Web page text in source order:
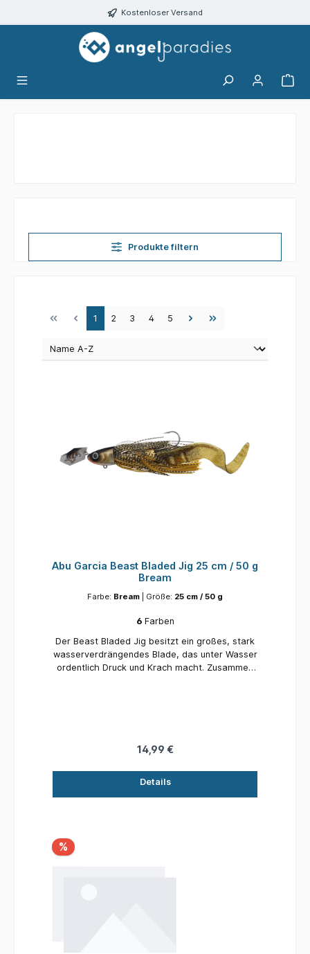
Kostenloser Versand
Produkte filtern
Seite
1 Seite
2 Seite
3 Seite
4 Seite
5
Abu Garcia Beast Bladed Jig 25 cm / 50 g
Bream
Farbe: Bream | Größe: 25 cm / 50 g
6 Farben
Der Beast Bladed Jig besitzt ein großes, stark
wasserverdrängendes Blade, das unter Wasser
ordentlich Druck und Krach macht. Zusammen
14,99 €
Details
%